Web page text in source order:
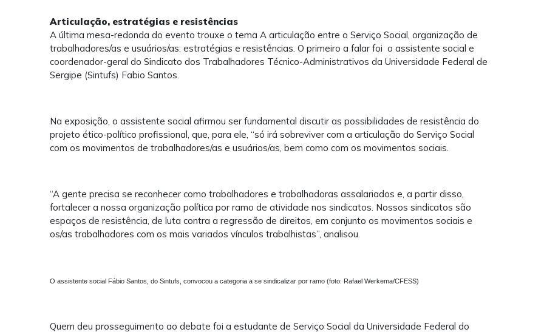
Articulação, estratégias e resistências
A última mesa-redonda do evento trouxe o tema A articulação entre o Serviço Social, organização de
trabalhadores/as e usuários/as: estratégias e resistências. O primeiro a falar foi o assistente social e
coordenador-geral do Sindicato dos Trabalhadores Técnico-Administrativos da Universidade Federal de
Sergipe (Sintufs) Fabio Santos.
Na exposição, o assistente social afirmou ser fundamental discutir as possibilidades de resistência do
projeto ético-político profissional, que, para ele, “só irá sobreviver com a articulação do Serviço Social
com os movimentos de trabalhadores/as e usuários/as, bem como com os movimentos sociais.
“A gente precisa se reconhecer como trabalhadores e trabalhadoras assalariados e, a partir disso,
fortalecer a nossa organização política por ramo de atividade nos sindicatos. Nossos sindicatos são
espaços de resistência, de luta contra a regressão de direitos, em conjunto os movimentos sociais e
os/as trabalhadores com os mais variados vínculos trabalhistas”, analisou.
O assistente social Fábio Santos, do Sintufs, convocou a categoria a se sindicalizar por ramo (foto: Rafael Werkema/CFESS)
Quem deu prosseguimento ao debate foi a estudante de Serviço Social da Universidade Federal do